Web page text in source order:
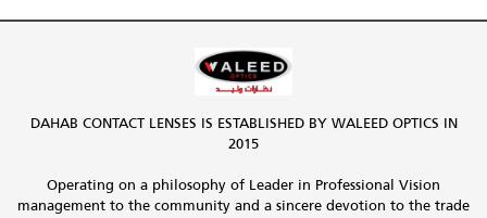
DAHAB CONTACT LENSES IS ESTABLISHED BY WALEED OPTICS IN
2015
Operating on a philosophy of Leader in Professional Vision
management to the community and a sincere devotion to the trade